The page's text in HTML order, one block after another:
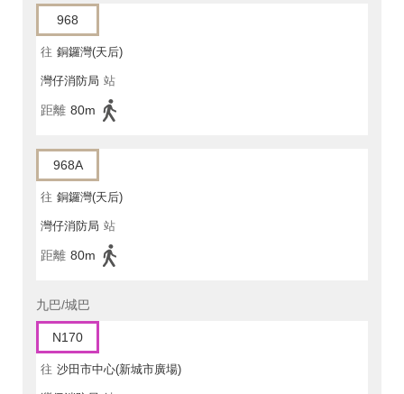
968
往 銅鑼灣(天后)
灣仔消防局 站
距離 80m
968A
往 銅鑼灣(天后)
灣仔消防局 站
距離 80m
九巴/城巴
N170
往 沙田市中心(新城市廣場)